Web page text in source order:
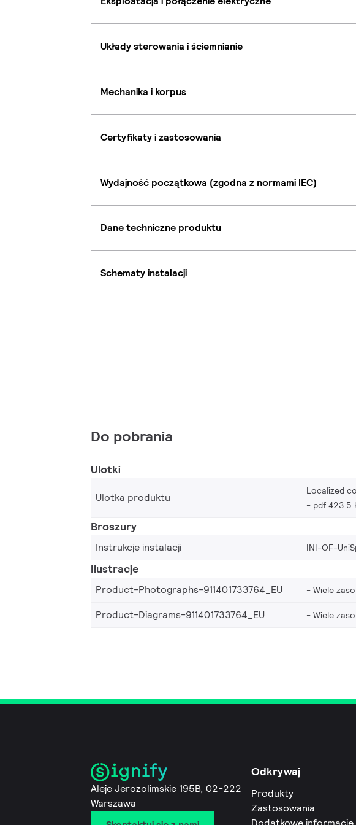
Układy sterowania i ściemnianie
Mechanika i korpus
Certyfikaty i zastosowania
Wydajność początkowa (zgodna z normami IEC)
Dane techniczne produktu
Schematy instalacji
Do pobrania
Ulotki
Ulotka produktu
Localized
pdf 423.5
Broszury
Instrukcje instalacji INI-OF-
Ilustracje
Product-Photographs-911401733764_EU Wiele
Product-Diagrams-911401733764_EU
Wiele
Aleje Jerozolimskie 195B, 02-222
Warszawa
Odkrywaj
Produkty
Zastosowania